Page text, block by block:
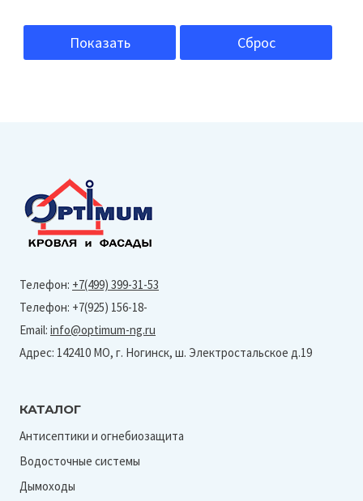
Показать Сброс
Телефон: +7(499) 399-31-53
Телефон: +7(925) 156-18-
Email: info@optimum-ng.ru
Адрес: 142410 МО, г. Ногинск, ш. Электростальское д.19
КАТАЛОГ
Антисептики и огнебиозащита
Водосточные системы
Дымоходы